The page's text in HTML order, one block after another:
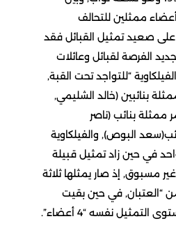
ممثلين للتحالف
تمثيل القبائل فقد
الفرصة لقبائل وعائلات
“للتواجد تحت القبة,
(خالد الشليمي,
بنائب (ناصر
البوص), والفيلكاوية
حين زاد تمثيل قبيلة
إذ صار يمثلها ثلاثة
في حين بقيت
نفسه “4 أعضاء”.